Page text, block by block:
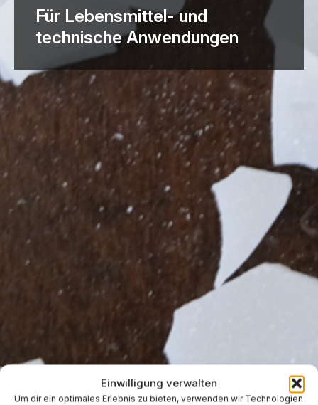
Einwilligung verwalten
Um dir ein optimales Erlebnis zu bieten, verwenden wir Technologien
Für Lebensmittel- und
technische Anwendungen